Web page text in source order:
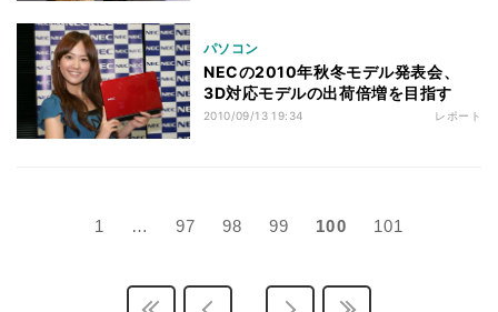
パソコン
NECの2010年秋冬モデル発表会、
3D対応モデルの出荷倍増を目指す
2010/09/13 19:34 レポート
1 … 97 98 99 100 101